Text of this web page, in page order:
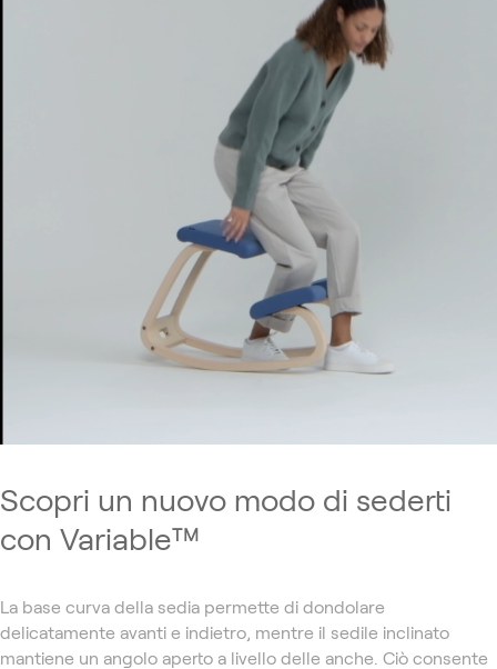
Scopri un nuovo modo di sederti
con Variable™
La base curva della sedia permette di dondolare
delicatamente avanti e indietro, mentre il sedile inclinato
mantiene un angolo aperto a livello delle anche. Ciò consente